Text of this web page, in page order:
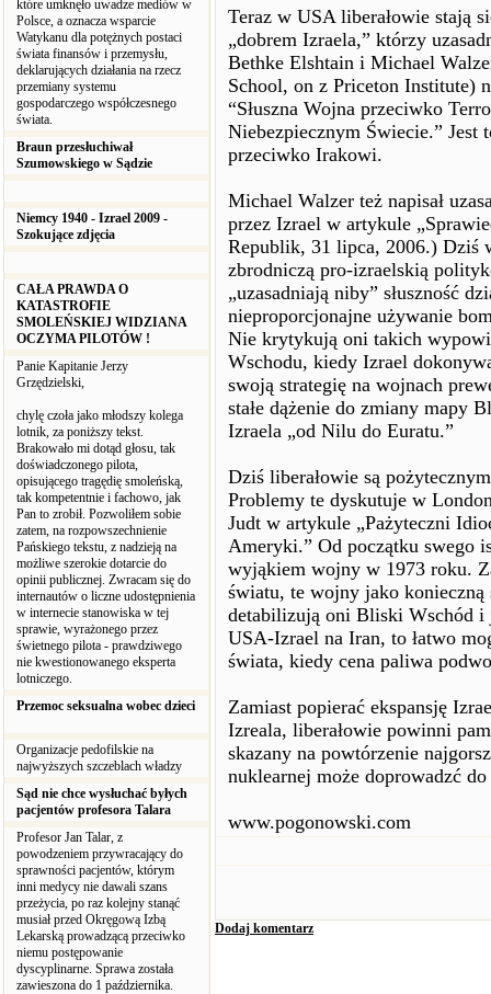
które umknęło uwadze mediów w
Polsce, a oznacza wsparcie
Watykanu dla potężnych postaci
świata finansów i przemysłu,
deklarujących działania na rzecz
przemiany systemu
gospodarczego współczesnego
świata.
Braun przesłuchiwał
Szumowskiego w Sądzie
Niemcy 1940 - Izrael 2009 -
Szokujące zdjęcia
CAŁA PRAWDA O
KATASTROFIE
SMOLEŃSKIEJ WIDZIANA
OCZYMA PILOTÓW !
Panie Kapitanie Jerzy
Grzędzielski,
chylę czoła jako młodszy kolega
lotnik, za poniższy tekst.
Brakowało mi dotąd głosu, tak
doświadczonego pilota,
opisującego tragędię smoleńską,
tak kompetentnie i fachowo, jak
Pan to zrobił. Pozwoliłem sobie
zatem, na rozpowszechnienie
Pańskiego tekstu, z nadzieją na
możliwe szerokie dotarcie do
opinii publicznej. Zwracam się do
internautów o liczne udostępnienia
w internecie stanowiska w tej
sprawie, wyrażonego przez
świetnego pilota - prawdziwego
nie kwestionowanego eksperta
lotniczego.
Przemoc seksualna wobec dzieci
Organizacje pedofilskie na
najwyższych szczeblach władzy
Sąd nie chce wysłuchać byłych
pacjentów profesora Talara
Profesor Jan Talar, z
powodzeniem przywracający do
sprawności pacjentów, którym
inni medycy nie dawali szans
przeżycia, po raz kolejny stanąć
musiał przed Okręgową Izbą
Lekarską prowadzącą przeciwko
niemu postępowanie
dyscyplinarne. Sprawa została
zawieszona do 1 października.
Teraz w USA liberałowie stają
„dobrem Izraela,” którzy
Bethke Elshtain i Michael
School, on z Priceton Institute)
“Słuszna Wojna przeciwko
Niebezpiecznym Świecie.” Jest
przeciwko Irakowi.
Michael Walzer też napisał
przez Izrael w artykule
Republik, 31 lipca, 2006.) Dziś
zbrodniczą pro-izraelskią
„uzasadniają niby” słuszność
nieproporcjonajne używanie
Nie krytykują oni takich
Wschodu, kiedy Izrael
swoją strategię na wojnach
stałe dążenie do zmiany mapy
Izraela „od Nilu do Euratu.”
Dziś liberałowie są
Problemy te dyskutuje w
Judt w artykule „Pażyteczni
Ameryki.” Od początku swego
wyjąkiem wojny w 1973 roku.
światu, te wojny jako
detabilizują oni Bliski Wschód i
USA-Izrael na Iran, to łatwo
świata, kiedy cena paliwa
Zamiast popierać ekspansję
Izreala, liberałowie powinni
skazany na powtórzenie
nuklearnej może doprowadzć
www.pogonowski.com
Dodaj komentarz